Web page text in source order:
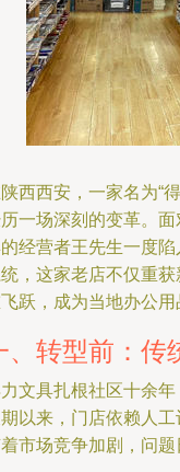
西西安，一家名为“
一场深刻的变革。
经营者王先生一度
，这家老店不仅重
跃，成为当地办公用
、转型前：传
文具扎根社区十余
以来，门店依赖人
市场竞争加剧，问题